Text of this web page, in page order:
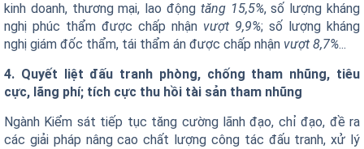
kinh doanh, thương mại, lao động tăng 15,5%, số lượng kháng
nghị phúc thẩm được chấp nhận vượt 9,9%; số lượng kháng
nghị giám đốc thẩm, tái thẩm án được chấp nhận vượt 8,7%...
4. Quyết liệt đấu tranh phòng, chống tham nhũng, tiêu
cực, lãng phí; tích cực thu hồi tài sản tham nhũng
Ngành Kiểm sát tiếp tục tăng cường lãnh đạo, chỉ đạo, đề ra
các giải pháp nâng cao chất lượng công tác đấu tranh, xử lý